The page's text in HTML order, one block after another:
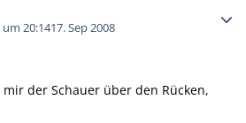
um 20:1417. Sep 2008
der Schauer über den Rücken,